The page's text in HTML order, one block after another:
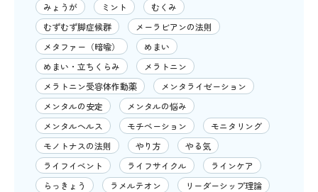
みょうが
ミント
むくみ
むずむず脚症候群
メーラビアンの法則
メタファー（暗喩）
めまい
めまい・立ちくらみ
メラトニン
メラトニン受容体作動薬
メンタライゼーション
メンタルの安定
メンタルの悩み
メンタルヘルス
モチベーション
モニタリング
モノトナスの法則
やり方
やる気
ライフイベント
ライフサイクル
ラインケア
らっきょう
ラメルテオン
リーダーシップ理論